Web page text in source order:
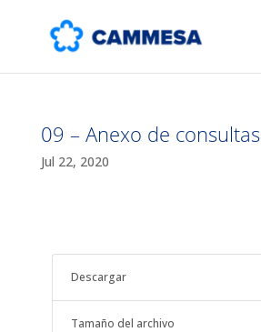
09 – Anexo de consultas
Jul 22, 2020
Descargar
Tamaño del archivo